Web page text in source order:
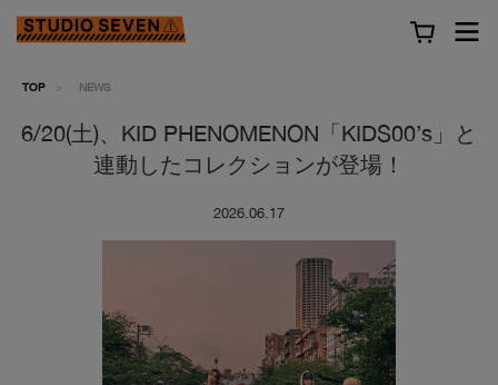
TOP NEWS
6/20(土)、KID PHENOMENON「KIDS00’s」と
連動したコレクションが登場！
2026.06.17